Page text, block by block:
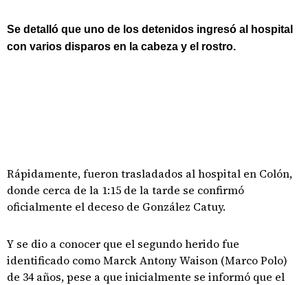
Se detalló que uno de los detenidos ingresó al hospital
con varios disparos en la cabeza y el rostro.
Rápidamente, fueron trasladados al hospital en Colón,
donde cerca de la 1:15 de la tarde se confirmó
oficialmente el deceso de González Catuy.
Y se dio a conocer que el segundo herido fue
identificado como Marck Antony Waison (Marco Polo)
de 34 años, pese a que inicialmente se informó que el